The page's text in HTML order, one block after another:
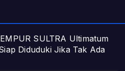
SULTRA Ultimatum
Diduduki Jika Tak Ada